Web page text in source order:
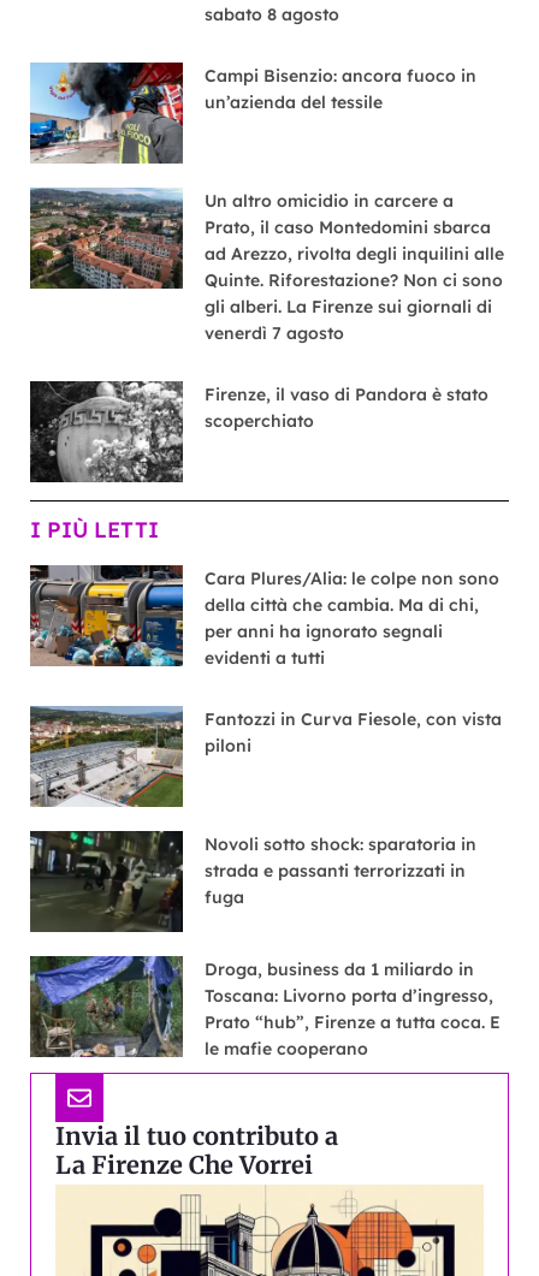
sabato 8 agosto
Campi Bisenzio: ancora fuoco in
un’azienda del tessile
Un altro omicidio in carcere a
Prato, il caso Montedomini sbarca
ad Arezzo, rivolta degli inquilini alle
Quinte. Riforestazione? Non ci sono
gli alberi. La Firenze sui giornali di
venerdì 7 agosto
Firenze, il vaso di Pandora è stato
scoperchiato
I PIÙ LETTI
Cara Plures/Alia: le colpe non sono
della città che cambia. Ma di chi,
per anni ha ignorato segnali
evidenti a tutti
Fantozzi in Curva Fiesole, con vista
piloni
Novoli sotto shock: sparatoria in
strada e passanti terrorizzati in
fuga
Droga, business da 1 miliardo in
Toscana: Livorno porta d’ingresso,
Prato “hub”, Firenze a tutta coca. E
le mafie cooperano
Invia il tuo contributo a
La Firenze Che Vorrei